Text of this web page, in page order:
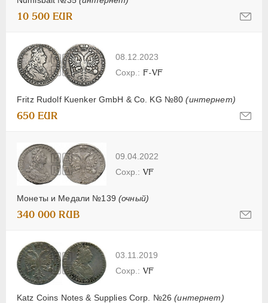
10 500 EUR
08.12.2023
Fritz Rudolf Kuenker GmbH & Co. KG №80(интернет)
F-VF
650 EUR
09.04.2022
Монеты и Медали №139 (очный)
VF
340 000 RUB
03.11.2019
Katz Coins Notes & Supplies Corp. №26(интернет)
VF